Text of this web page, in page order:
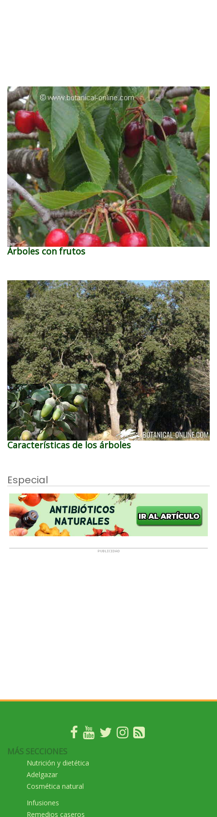
Árboles con frutos
Características de los árboles
Especial
MÁS SECCIONES
Nutrición y dietética
Adelgazar
Cosmética natural
Infusiones
Remedios caseros